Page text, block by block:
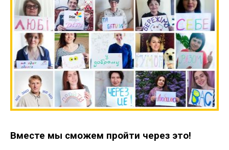
Вместе мы сможем пройти через это!